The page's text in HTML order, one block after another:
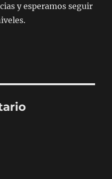
y esperamos seguir